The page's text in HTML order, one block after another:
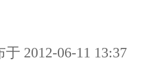
2012-06-11 13:37